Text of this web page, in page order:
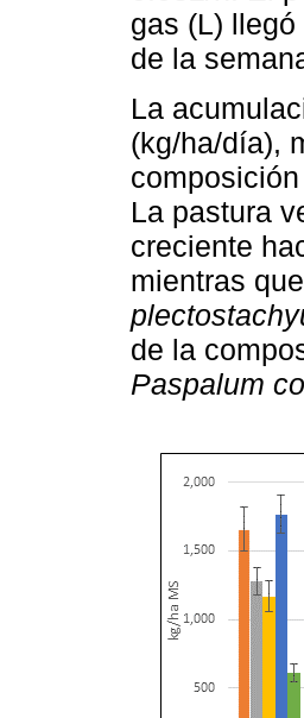
gas (L)
de la
La
(kg/ha/día),
La pastura
creciente
mientras
de la
Paspalum